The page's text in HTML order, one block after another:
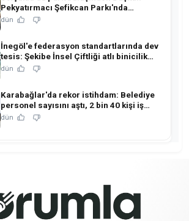
Pekyatırmacı Şefikcan Parkı'nda
hemşehrileriyle buluştu!
dün
İnegöl'e federasyon standartlarında dev
tesis: Şekibe İnsel Çiftliği atlı binicilik
merkezine dönüşüyor!
dün
Karabağlar'da rekor istihdam: Belediye
personel sayısını aştı, 2 bin 40 kişi iş
sahibi oldu!
dün